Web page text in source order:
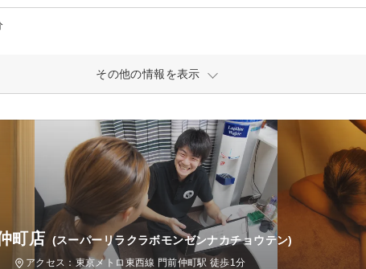
その他の情報を表示
町店 (スーパーリラクラボモンゼンナカチョウテン)
アクセス：東京メトロ東西線 門前仲町駅 徒歩1分